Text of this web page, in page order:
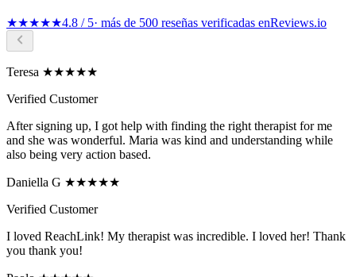
★★★★★4.8 / 5· más de 500 reseñas verificadas enReviews.io
Teresa ★★★★★
Verified Customer
After signing up, I got help with finding the right therapist for me
and she was wonderful. Maria was kind and understanding while
also being very action based.
Daniella G ★★★★★
Verified Customer
I loved ReachLink! My therapist was incredible. I loved her! Thank
you thank you!